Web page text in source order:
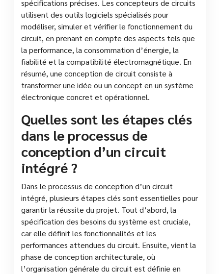
spécifications précises. Les concepteurs de circuits
utilisent des outils logiciels spécialisés pour
modéliser, simuler et vérifier le fonctionnement du
circuit, en prenant en compte des aspects tels que
la performance, la consommation d’énergie, la
fiabilité et la compatibilité électromagnétique. En
résumé, une conception de circuit consiste à
transformer une idée ou un concept en un système
électronique concret et opérationnel.
Quelles sont les étapes clés
dans le processus de
conception d’un circuit
intégré ?
Dans le processus de conception d’un circuit
intégré, plusieurs étapes clés sont essentielles pour
garantir la réussite du projet. Tout d’abord, la
spécification des besoins du système est cruciale,
car elle définit les fonctionnalités et les
performances attendues du circuit. Ensuite, vient la
phase de conception architecturale, où
l’organisation générale du circuit est définie en